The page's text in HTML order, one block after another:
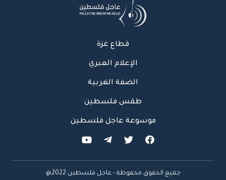
قطاع غزة
الإعلام العبري
الضفة الغربية
طقس فلسطين
موسوعة عاجل فلسطين
جميع الحقوق محفوظة - عاجل فلسطين 2022@